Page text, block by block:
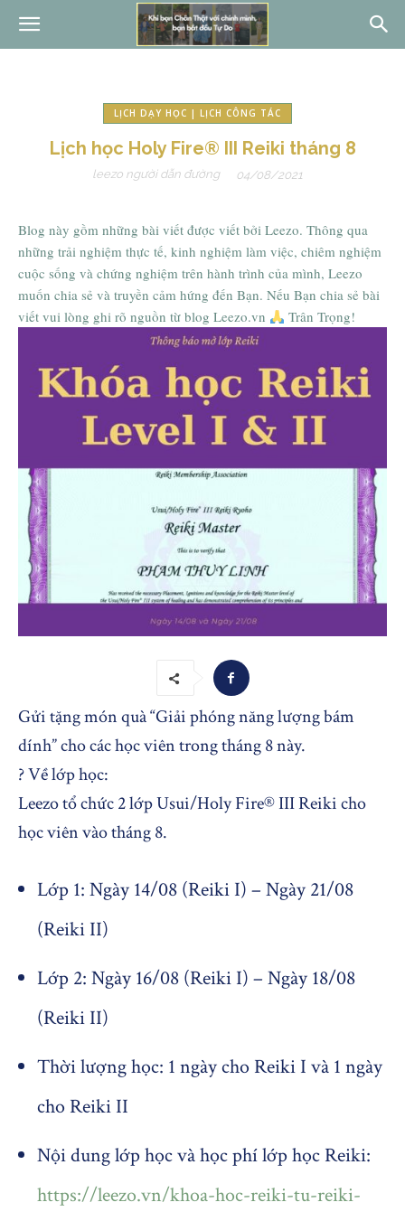
LỊCH DẠY HỌC | LỊCH CÔNG TÁC
Lịch học Holy Fire® III Reiki tháng 8
leezo người dẫn đường 04/08/2021
Blog này gồm những bài viết được viết bởi Leezo. Thông qua
những trải nghiệm thực tế, kinh nghiệm làm việc, chiêm nghiệm
cuộc sống và chứng nghiệm trên hành trình của mình, Leezo
muốn chia sẻ và truyền cảm hứng đến Bạn. Nếu Bạn chia sẻ bài
viết vui lòng ghi rõ nguồn từ blog Leezo.vn
Trân Trọng!
Gửi tặng món quà “Giải phóng năng lượng bám
dính” cho các học viên trong tháng 8 này.
? Về lớp học:
Leezo tổ chức 2 lớp Usui/Holy Fire® III Reiki cho
học viên vào tháng 8.
Lớp 1: Ngày 14/08 (Reiki I) – Ngày 21/08
(Reiki II)
Lớp 2: Ngày 16/08 (Reiki I) – Ngày 18/08
(Reiki II)
Thời lượng học: 1 ngày cho Reiki I và 1 ngày
cho Reiki II
Nội dung lớp học và học phí lớp học Reiki:
https://leezo.vn/khoa-hoc-reiki-tu-reiki-